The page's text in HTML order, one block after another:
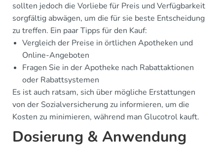
sollten jedoch die Vorliebe für Preis und Verfügbarkeit
sorgfältig abwägen, um die für sie beste Entscheidung
zu treffen. Ein paar Tipps für den Kauf:
Vergleich der Preise in örtlichen Apotheken und
Online-Angeboten
Fragen Sie in der Apotheke nach Rabattaktionen
oder Rabattsystemen
Es ist auch ratsam, sich über mögliche Erstattungen
von der Sozialversicherung zu informieren, um die
Kosten zu minimieren, während man Glucotrol kauft.
Dosierung & Anwendung